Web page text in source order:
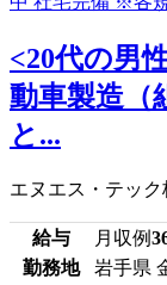
<20代の男
動車製造（
と...
エヌエス・テック
給与 月収例
勤務地
岩手県